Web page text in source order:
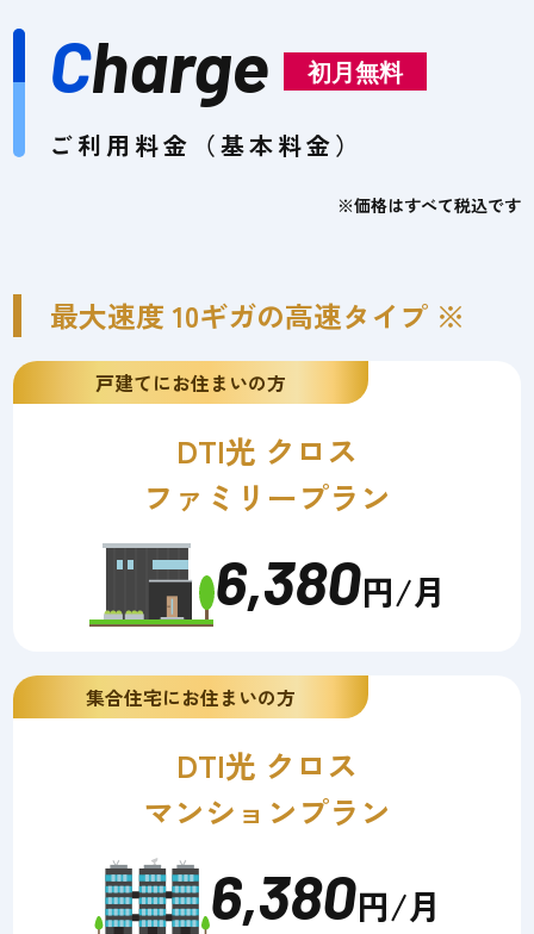
Charge 初月無料
ご利用料金（基本料金）
※価格はすべて税込です
最大速度 10ギガの高速タイプ ※
戸建てにお住まいの方
DTI光 クロス
ファミリープラン
6,380円/月
集合住宅にお住まいの方
DTI光 クロス
マンションプラン
6,380円/月